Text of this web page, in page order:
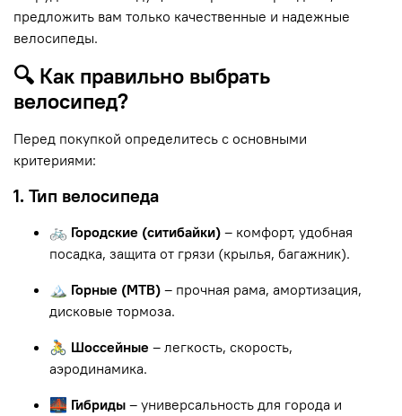
предложить вам только качественные и надежные
велосипеды.
🔍 Как правильно выбрать
велосипед?
Перед покупкой определитесь с основными
критериями:
1. Тип велосипеда
🚲 Городские (ситибайки) – комфорт, удобная
посадка, защита от грязи (крылья, багажник).
🏔 Горные (MTB) – прочная рама, амортизация,
дисковые тормоза.
🚴 Шоссейные – легкость, скорость,
аэродинамика.
🌉 Гибриды – универсальность для города и